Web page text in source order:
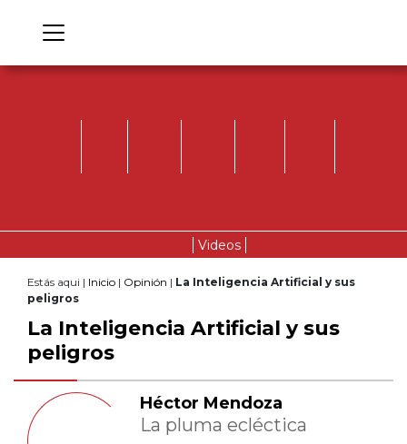
Videos
Estás aqui | Inicio | Opinión | La Inteligencia Artificial y sus
peligros
La Inteligencia Artificial y sus
peligros
Héctor Mendoza
La pluma ecléctica